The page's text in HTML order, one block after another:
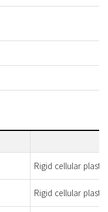
Rigid cellular
Rigid cellular